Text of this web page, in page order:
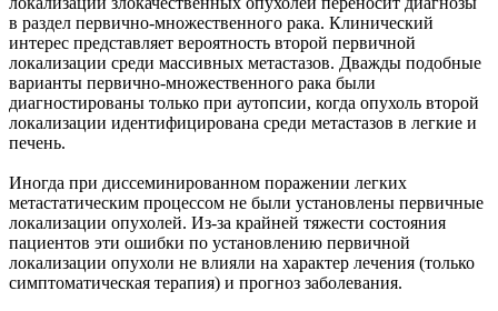
в раздел первично-множественного рака. Клинический
интерес представляет вероятность второй первичной
локализации среди массивных метастазов. Дважды подобные
варианты первично-множественного рака были
диагностированы только при аутопсии, когда опухоль второй
локализации идентифицирована среди метастазов в легкие и
печень.
Иногда при диссеминированном поражении легких
метастатическим процессом не были установлены первичные
локализации опухолей. Из-за крайней тяжести состояния
пациентов эти ошибки по установлению первичной
локализации опухоли не влияли на характер лечения (только
симптоматическая терапия) и прогноз заболевания.